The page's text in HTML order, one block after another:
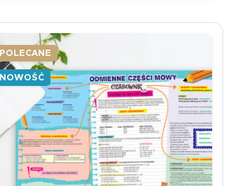
mnożenia żyrafa
7,99zł
POLECANE
NOWOŚĆ